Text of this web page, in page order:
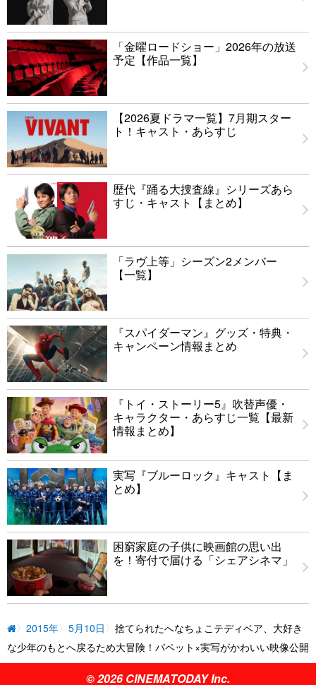
「金曜ロードショー」2026年の放送
予定【作品一覧】
【2026夏ドラマ一覧】7月期スター
ト！キャスト・あらすじ
歴代『踊る大捜査線』シリーズあら
すじ・キャスト【まとめ】
「ラヴ上等」シーズン2メンバー
【一覧】
『スパイダーマン』グッズ・特典・
キャンペーン情報まとめ
『トイ・ストーリー5』吹替声優・
キャラクター・あらすじ一覧【最新
情報まとめ】
実写『ブルーロック』キャスト【ま
とめ】
困窮家庭の子供に映画館の思い出
を！寄付で届ける「シェアシネマ」
2015年 5月10日
捨てられたへなちょこテディベア、大好き
な少年のもとへ戻るため大冒険！パペット×実写がかわいい映像公開
© 2026 CINEMATODAY Inc.